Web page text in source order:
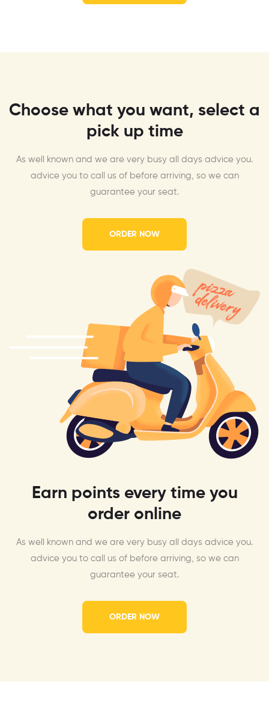
Choose what you want, select a
pick up time
As well known and we are very busy all days advice you.
advice you to call us of before arriving, so we can
guarantee your seat.
ORDER NOW
Earn points every time you
order online
As well known and we are very busy all days advice you.
advice you to call us of before arriving, so we can
guarantee your seat.
ORDER NOW